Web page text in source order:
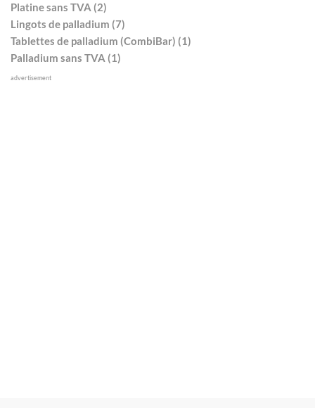
Platine sans TVA (2)
Lingots de palladium (7)
Tablettes de palladium (CombiBar) (1)
Palladium sans TVA (1)
advertisement